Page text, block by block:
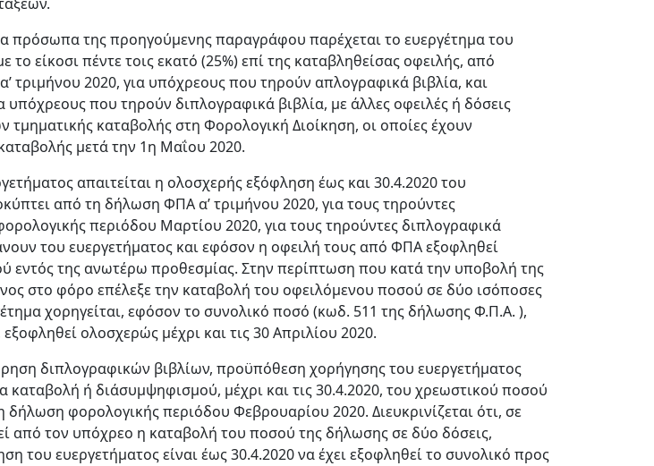
πρόσωπα της προηγούμενης παραγράφου παρέχεται το ευεργέτημα του
είκοσι πέντε τοις εκατό (25%) επί της καταβληθείσας οφειλής, από
τριμήνου 2020, για υπόχρεους που τηρούν απλογραφικά βιβλία, και
που τηρούν διπλογραφικά βιβλία, με άλλες οφειλές ή δόσεις
τμηματικής καταβολής στη Φορολογική Διοίκηση, οι οποίες έχουν
μετά την 1η Μαΐου 2020.
απαιτείται η ολοσχερής εξόφληση έως και 30.4.2020 του
από τη δήλωση ΦΠΑ α’ τριμήνου 2020, για τους τηρούντες
περιόδου Μαρτίου 2020, για τους τηρούντες διπλογραφικά
του ευεργετήματος και εφόσον η οφειλή τους από ΦΠΑ εξοφληθεί
εντός της ανωτέρω προθεσμίας. Στην περίπτωση που κατά την υποβολή της
στο φόρο επέλεξε την καταβολή του οφειλόμενου ποσού σε δύο ισόποσες
χορηγείται, εφόσον το συνολικό ποσό (κωδ. 511 της δήλωσης Φ.Π.Α. ),
ολοσχερώς μέχρι και τις 30 Απριλίου 2020.
διπλογραφικών βιβλίων, προϋπόθεση χορήγησης τoυ ευεργετήματος
καταβολή ή διάσυμψηφισμού, μέχρι και τις 30.4.2020, του χρεωστικού ποσού
φορολογικής περιόδου Φεβρουαρίου 2020. Διευκρινίζεται ότι, σε
από τον υπόχρεο η καταβολή του ποσού της δήλωσης σε δύο δόσεις,
του ευεργετήματος είναι έως 30.4.2020 να έχει εξοφληθεί το συνολικό προς